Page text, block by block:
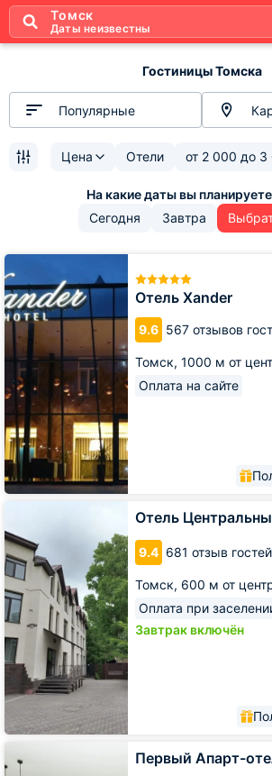
Томск
Даты неизвестны
Гостиницы Томска
Популярные
Цена Отели от 2 000 до 3
Сегодня Завтра
Отель Xander
9.6 567 отзывов
Томск, 1000 м от
Оплата на сайте
Отель
Xander
Отель
9.4 681 отзыв гостей
Томск, 600 м от
Оплата при
Завтрак включён
Первый Апарт-
Первый
Апарт-